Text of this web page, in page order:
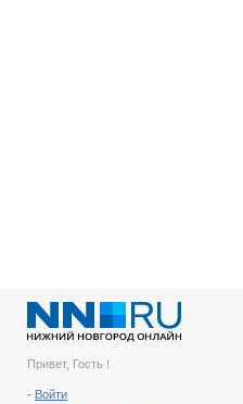
Привет, Гость !
- Войти